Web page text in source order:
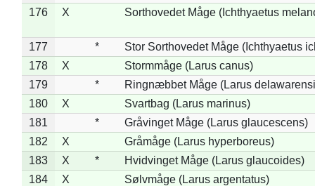
176
X Sorthovedet Måge (Ichthyaetus
177 *
Stor Sorthovedet Måge (Ichthyaetus
178
X
Stormmåge (Larus canus)
179
*
Ringnæbbet Måge (Larus
180
X
Svartbag (Larus marinus)
181
*
Gråvinget Måge (Larus glaucescens)
182
X
Gråmåge (Larus hyperboreus)
183
X *
Hvidvinget Måge (Larus glaucoides)
184
X Sølvmåge (Larus argentatus)